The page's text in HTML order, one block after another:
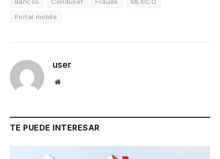
Portal mobile
user
Website
TE PUEDE INTERESAR